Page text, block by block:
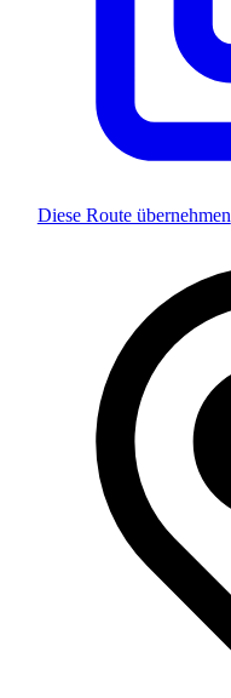
Diese Route übernehmen